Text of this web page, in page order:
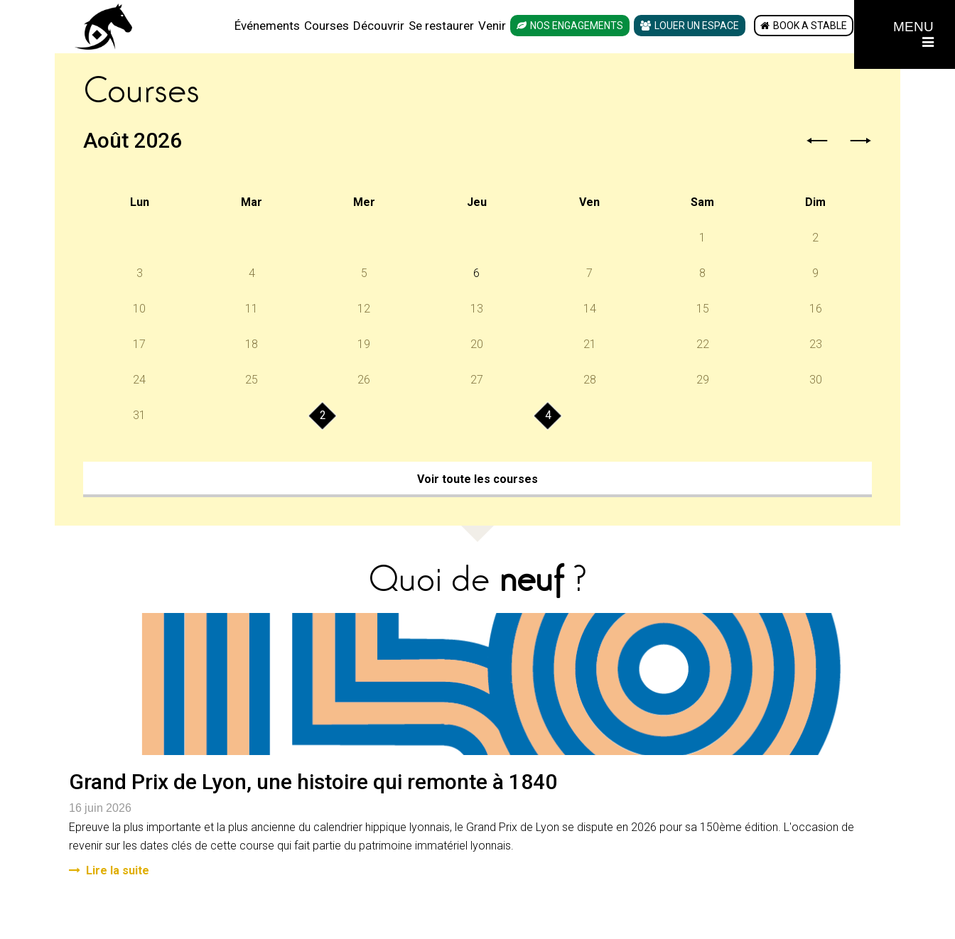
MENU
Événements Courses Découvrir Se restaurer Venir NOS ENGAGEMENTS LOUER UN ESPACE BOOK A STABLE
Courses
Août 2026
Lun Mar Mer Jeu Ven Sam Dim
1 2
3 4 5 6 7 8 9
10 11 12 13 14 15 16
17 18 19 20 21 22 23
24 25 26 27 28 29 30
31 2 4
Voir toute les courses
Quoi de neuf?
Grand Prix de Lyon, une histoire qui remonte à 1840
16 juin 2026
Epreuve la plus importante et la plus ancienne du calendrier hippique lyonnais, le Grand Prix de Lyon se dispute en 2026 pour sa 150ème édition. L'occasion de
revenir sur les dates clés de cette course qui fait partie du patrimoine immatériel lyonnais.
Lire la suite